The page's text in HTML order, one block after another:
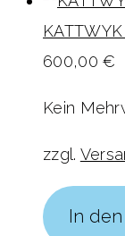
600,00€
Kein
zzgl.
In